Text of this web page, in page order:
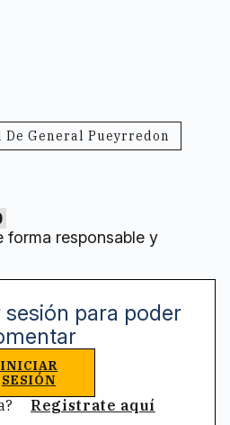
General Pueyrredon
forma responsable y
sesión para poder
INICIAR
SESIÓN
Registrate aquí